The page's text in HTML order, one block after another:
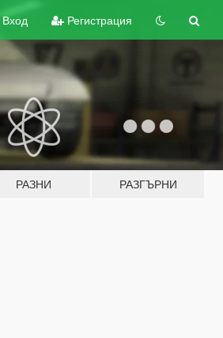
Вход Регистрация
РАЗНИ РАЗГЪРНИ